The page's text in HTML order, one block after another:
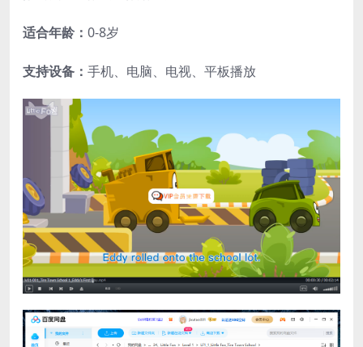
适合年龄： 0-8岁
支持设备： 手机、电脑、电视、平板播放